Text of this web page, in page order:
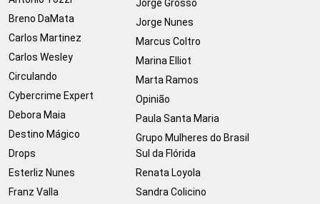
Breno DaMata
Carlos Martinez
Carlos Wesley
Circulando
Cybercrime Expert
Debora Maia
Destino Mágico
Drops
Esterliz Nunes
Franz Valla
Jorge Grosso
Jorge Nunes
Marcus Coltro
Marina Elliot
Marta Ramos
Opinião
Paula Santa Maria
Grupo Mulheres do Brasil
Sul da Flórida
Renata Loyola
Sandra Colicino